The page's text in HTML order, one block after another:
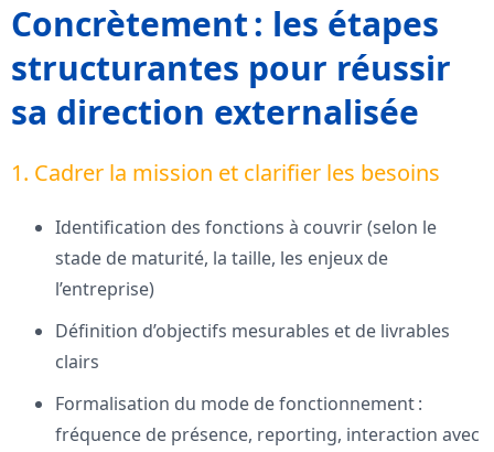
Concrètement : les étapes
structurantes pour réussir
sa direction externalisée
1. Cadrer la mission et clarifier les besoins
Identification des fonctions à couvrir (selon le
stade de maturité, la taille, les enjeux de
l’entreprise)
Définition d’objectifs mesurables et de livrables
clairs
Formalisation du mode de fonctionnement :
fréquence de présence, reporting, interaction avec